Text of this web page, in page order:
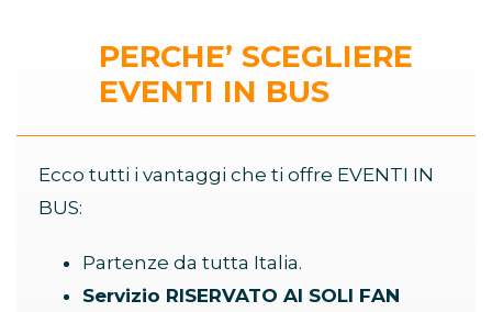
PERCHE’ SCEGLIERE
EVENTI IN BUS
Ecco tutti i vantaggi che ti offre EVENTI IN
BUS:
Partenze da tutta Italia.
Servizio RISERVATO AI SOLI FAN